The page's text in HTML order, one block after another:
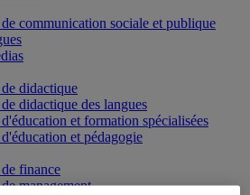
communication sociale et publique
didactique
didactique des langues
et formation spécialisées
et pédagogie
finance
management